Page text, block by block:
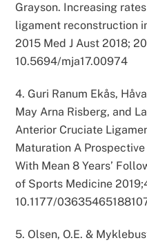
Grayson. Increasing
ligament reconstruction
2015 Med J Aust 2018;
10.5694/mja17.00974
4. Guri Ranum Ekås,
May Arna Risberg, and
Anterior Cruciate
Maturation A
With Mean 8 Years’
of Sports Medicine
10.1177/
5. Olsen, O.E. &